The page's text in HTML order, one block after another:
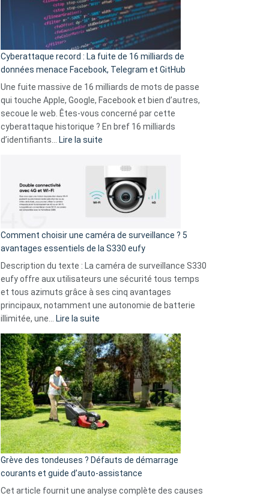
Le
Wrapped
Party
pour
comparer
vos
goûts
musicaux
avec
9
amis
Cyberattaque record : La fuite de 16 milliards de
données menace Facebook, Telegram et GitHub
Une fuite massive de 16 milliards de mots de passe
qui touche Apple, Google, Facebook et bien d’autres,
secoue le web. Êtes-vous concerné par cette
cyberattaque historique ? En bref 16 milliards
d’identifiants…
Lire la suite
record
La
fuite
16
milliards
données
menace
Facebook,
Telegram
GitHub
Comment choisir une caméra de surveillance ? 5
avantages essentiels de la S330 eufy
Description du texte : La caméra de surveillance S330
eufy offre aux utilisateurs une sécurité tous temps
et tous azimuts grâce à ses cinq avantages
principaux, notamment une autonomie de batterie
illimitée, une…
Lire la suite
choisir
une
caméra
de
surveillance
?
5
avantages
essentiels
de
la
S330
Grève des tondeuses ? Défauts de démarrage
courants et guide d’auto-assistance
Cet article fournit une analyse complète des causes